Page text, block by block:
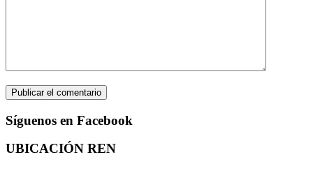
Síguenos en Facebook
UBICACIÓN REN